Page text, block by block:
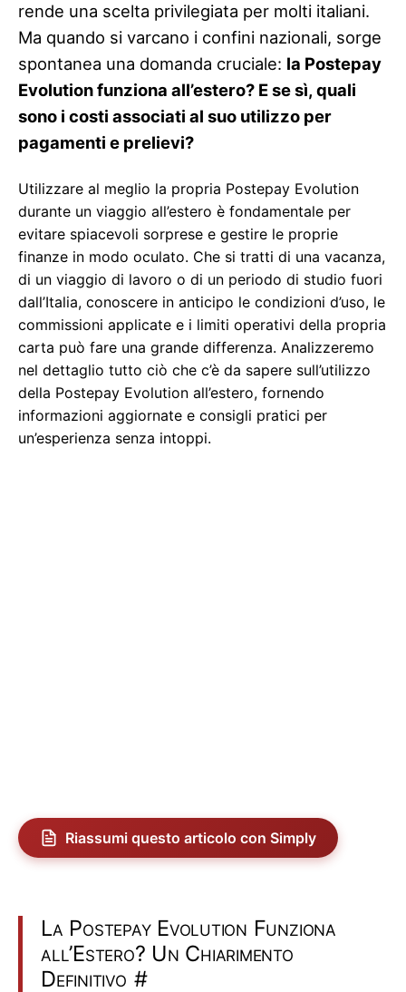
rende una scelta privilegiata per molti italiani.
Ma quando si varcano i confini nazionali, sorge
spontanea una domanda cruciale: la Postepay
Evolution funziona all’estero? E se sì, quali
sono i costi associati al suo utilizzo per
pagamenti e prelievi?
Utilizzare al meglio la propria Postepay Evolution
durante un viaggio all’estero è fondamentale per
evitare spiacevoli sorprese e gestire le proprie
finanze in modo oculato. Che si tratti di una vacanza,
di un viaggio di lavoro o di un periodo di studio fuori
dall’Italia, conoscere in anticipo le condizioni d’uso, le
commissioni applicate e i limiti operativi della propria
carta può fare una grande differenza. Analizzeremo
nel dettaglio tutto ciò che c’è da sapere sull’utilizzo
della Postepay Evolution all’estero, fornendo
informazioni aggiornate e consigli pratici per
un’esperienza senza intoppi.
Riassumi questo articolo con Simply
La Postepay Evolution Funziona
all’Estero? Un Chiarimento
Definitivo #